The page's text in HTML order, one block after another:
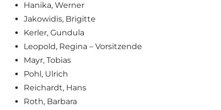
Hanika, Werner
Jakowidis, Brigitte
Kerler, Gundula
Leopold, Regina – Vorsitzende
Mayr, Tobias
Pohl, Ulrich
Reichardt, Hans
Roth, Barbara